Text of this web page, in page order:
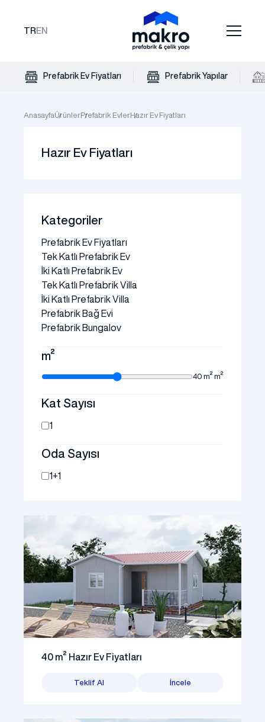
TR EN
Prefabrik Ev Fiyatları Prefabrik Yapılar
AnasayfaÜrünlerPrefabrik EvlerHazır Ev Fiyatları
Hazır Ev Fiyatları
Kategoriler
Prefabrik Ev Fiyatları
Tek Katlı Prefabrik Ev
İki Katlı Prefabrik Ev
Tek Katlı Prefabrik Villa
İki Katlı Prefabrik Villa
Prefabrik Bağ Evi
Prefabrik Bungalov
m²
40 m² m²
Kat Sayısı
1
Oda Sayısı
1+1
40 m² Hazır Ev Fiyatları
Teklif Al İncele